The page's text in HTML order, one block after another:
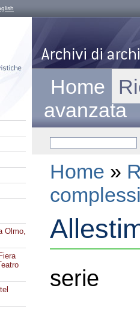
Olmo,
Home
avanzata
Home »
serie